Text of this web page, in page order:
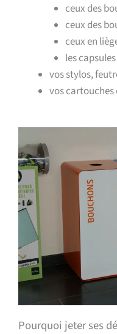
ceux des
ceux des
ceux en
les capsules
vos stylos,
vos cartouches
Pourquoi jeter ses